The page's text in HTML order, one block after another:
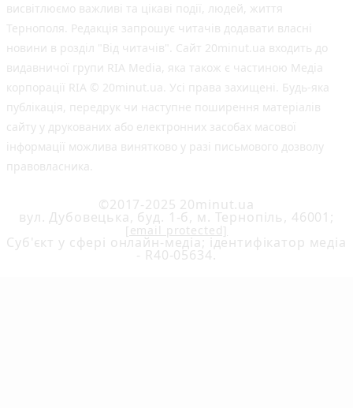
висвітлюємо важливі та цікаві події, людей, життя
Тернополя. Редакція запрошує читачів додавати власні
новини в розділ "Від читачів". Сайт 20minut.ua входить до
видавничої групи RIA Media, яка також є частиною Медіа
корпорації RIA © 20minut.ua. Усі права захищені. Будь-яка
публiкацiя, передрук чи наступне поширення матеріалів
сайту у друкованих або електронних засобах масової
інформації можлива винятково у разі письмового дозволу
правовласника.
©2017-2025 20minut.ua
вул. Дубовецька, буд. 1-б, м. Тернопіль, 46001;
[email protected]
Cуб'єкт у сфері онлайн-медіа; ідентифікатор медіа
- R40-05634.